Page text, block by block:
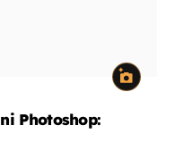
Photoshop: